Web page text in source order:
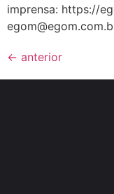
imprensa: https://
← anterior